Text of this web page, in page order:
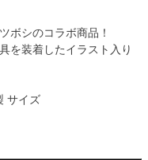
ボシのコラボ商品！
を装着したイラスト入り
サイズ